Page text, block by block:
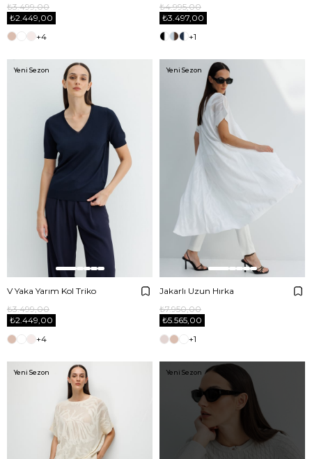
₺2.449,00
₺3.499,00
+4
₺3.497,00
₺4.995,00
+1
V Yaka Yarım Kol Triko
₺2.449,00
₺3.499,00
+4
Yeni Sezon
Jakarlı Uzun Hırka
₺5.565,00
₺7.950,00
+1
Yeni Sezon
Yeni Sezon Yeni Sezon